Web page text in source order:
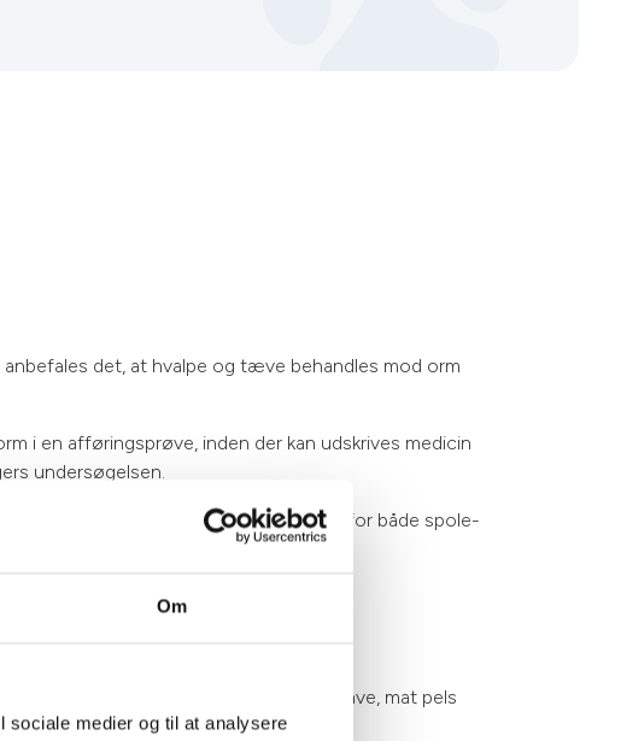
Om
sociale medier og til at analysere
det, at hvalpe og tæve behandles mod orm
i en afføringsprøve, inden der kan udskrives medicin
undersøgelsen.
analysere en afføringsprøve og tjekke for både spole-
lige fra opkast og diarre til oppustet mave, mat pels